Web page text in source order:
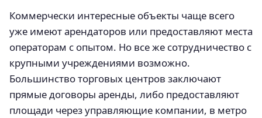
Коммерчески интересные объекты чаще всего
уже имеют арендаторов или предоставляют места
операторам с опытом. Но все же сотрудничество с
крупными учреждениями возможно.
Большинство торговых центров заключают
прямые договоры аренды, либо предоставляют
площади через управляющие компании, в метро